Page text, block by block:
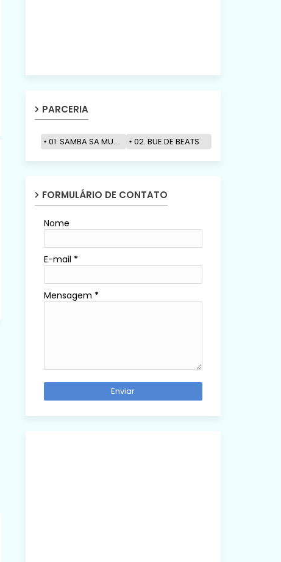
PARCERIA
01. SAMBA SA MUZIK 02. BUE DE BEATS
FORMULÁRIO DE CONTATO
Nome
E-mail *
Mensagem *